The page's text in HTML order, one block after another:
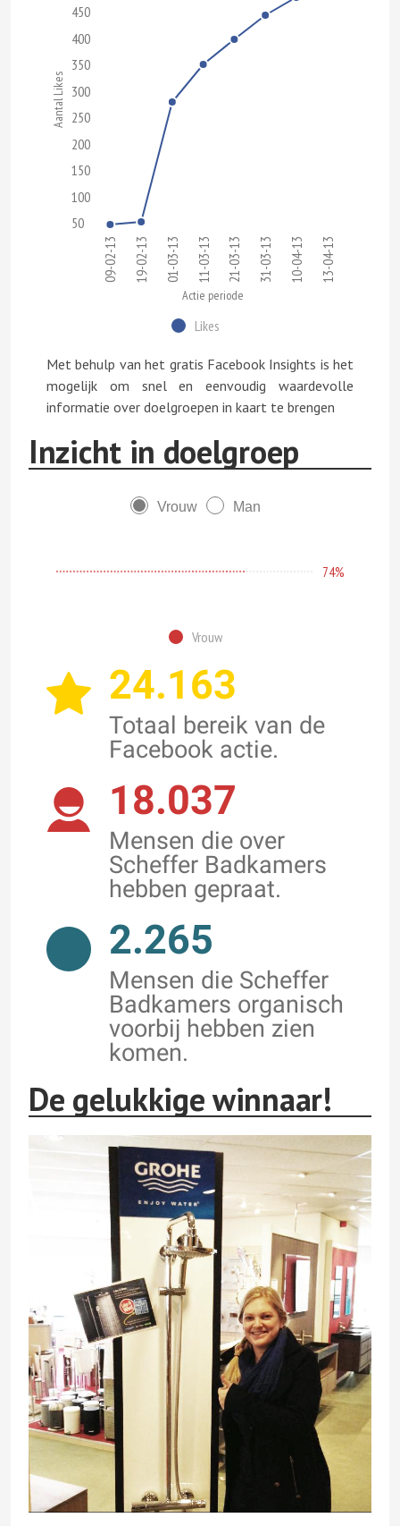
50
100
150
200
250
300
350
400
450
09-02-13 19-02-13 01-03-13 11-03-13 21-03-13 31-03-13 10-04-13 13-04-13
Aantal Likes
Actie periode
Likes
Met behulp van het gratis Facebook Insights is het
mogelijk om snel en eenvoudig waardevolle
informatie over doelgroepen in kaart te brengen
Inzicht in doelgroep
Vrouw Man
74%
Vrouw
24.163
Totaal bereik van de
Facebook actie.
18.037
Mensen die over
Scheffer Badkamers
hebben gepraat.
2.265
Mensen die Scheffer
Badkamers organisch
voorbij hebben zien
komen.
De gelukkige winnaar!